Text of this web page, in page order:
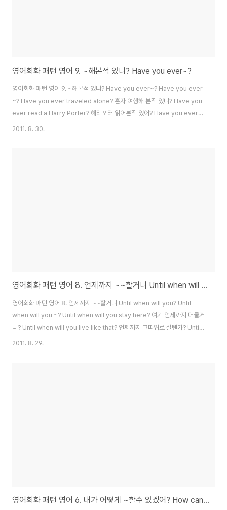
영어회화 패턴 영어 9. ~해본적 있니? Have you ever~?
영어회화 패턴 영어 9. ~해본적 있니? Have you ever~? Have you ever
~? Have you ever traveled alone? 혼자 여행해 본적 있니? Have you
ever read a Harry Porter? 해리포터 읽어본적 있어? Have you ever
seen a kangaroo? 캥거루 본적 있니? Have you ever been in love?
2011. 8. 30.
영어회화 패턴 영어 8. 언제까지 ~~할거니 Until when will you?
영어회화 패턴 영어 8. 언제까지 ~~할거니 Until when will you? Until
when will you ~? Until when will you stay here? 여기 언제까지 머물거
니? Until when will you live like that? 언쩨까지 그따위로 살텐가? Until
when will you be in Korea 언제까지 한국에 있을거니? When will you
2011. 8. 29.
영어회화 패턴 영어 6. 내가 어떻게 ~할수 있겠어? How can I ~?